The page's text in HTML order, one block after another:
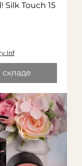
Silk Touch 15
скидкой
Inf
складе